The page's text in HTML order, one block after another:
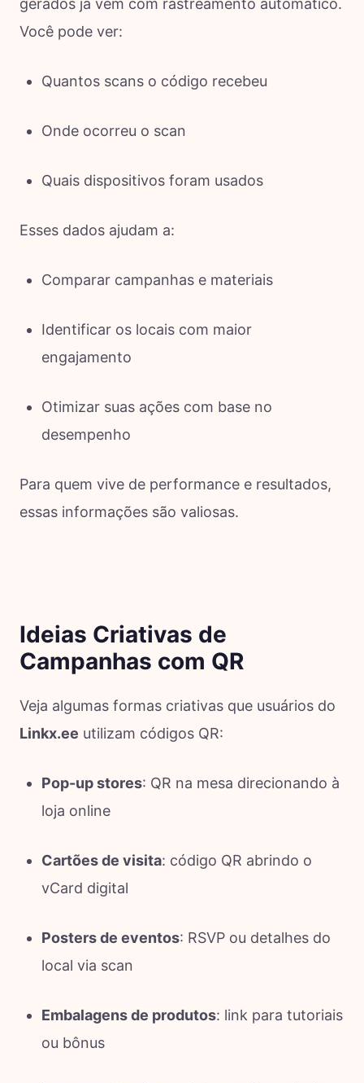
gerados já vêm com rastreamento automático.
Você pode ver:
Quantos scans o código recebeu
Onde ocorreu o scan
Quais dispositivos foram usados
Esses dados ajudam a:
Comparar campanhas e materiais
Identificar os locais com maior
engajamento
Otimizar suas ações com base no
desempenho
Para quem vive de performance e resultados,
essas informações são valiosas.
Ideias Criativas de
Campanhas com QR
Veja algumas formas criativas que usuários do
Linkx.ee utilizam códigos QR:
Pop-up stores: QR na mesa direcionando à
loja online
Cartões de visita: código QR abrindo o
vCard digital
Posters de eventos: RSVP ou detalhes do
local via scan
Embalagens de produtos: link para tutoriais
ou bônus